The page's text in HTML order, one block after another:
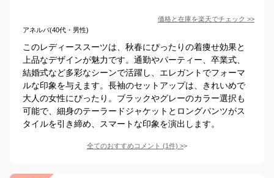
価格と在庫を楽天でチェック >>
アネルバ(40代・男性)
このレディーススーツは、秋春にぴったりの着痩せ効果と
上品なデザインが魅力です。通勤やパーティー、卒業式、
結婚式など多彩なシーンで活躍し、エレガントでフォーマ
ルな印象を与えます。長袖のセットアップは、きれいめで
大人の女性にぴったり。ブラックやグレーのカラー選択も
可能で、細身のテーラードジャケットとロングパンツがス
タイルを引き締め、スマートな印象を演出します。
全てのおすすめコメント (1件) >